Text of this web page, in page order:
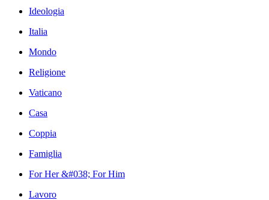
Ideologia
Italia
Mondo
Religione
Vaticano
Casa
Coppia
Famiglia
For Her &#038; For Him
Lavoro